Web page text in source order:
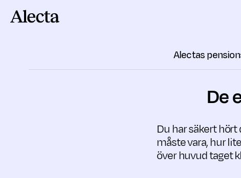
Alectas
De
Du har säkert
måste vara, hur
över huvud taget